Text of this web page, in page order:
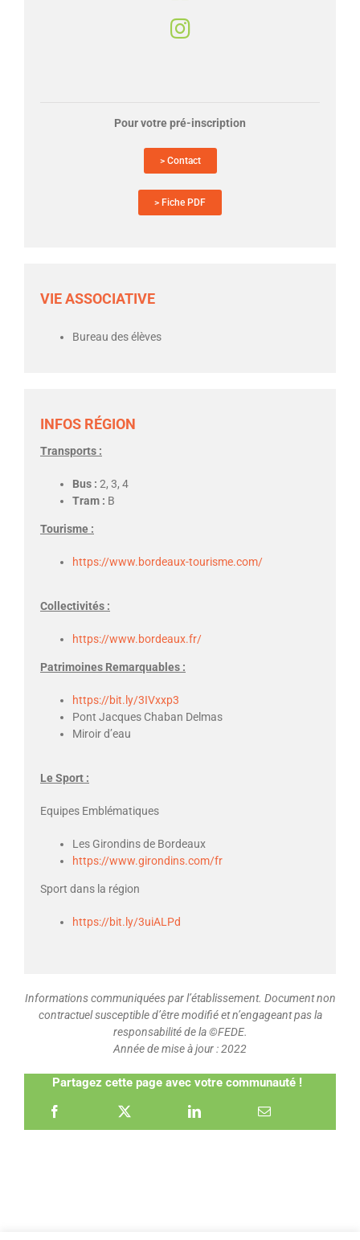
Pour votre pré-inscription
> Contact
> Fiche PDF
VIE ASSOCIATIVE
Bureau des élèves
INFOS RÉGION
Transports :
Bus : 2, 3, 4
Tram : B
Tourisme :
https://www.bordeaux-tourisme.com/
Collectivités :
https://www.bordeaux.fr/
Patrimoines Remarquables :
https://bit.ly/3IVxxp3
Pont Jacques Chaban Delmas
Miroir d’eau
Le Sport :
Equipes Emblématiques
Les Girondins de Bordeaux
https://www.girondins.com/fr
Sport dans la région
https://bit.ly/3uiALPd
Informations communiquées par l’établissement. Document non
contractuel susceptible d’être modifié et n’engageant pas la
responsabilité de la ©FEDE.
Année de mise à jour : 2022
Partagez cette page avec votre communauté !